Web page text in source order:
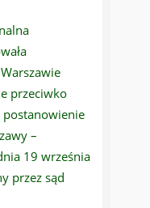
przeciwko
postanowienie
–
19 września
przez sąd